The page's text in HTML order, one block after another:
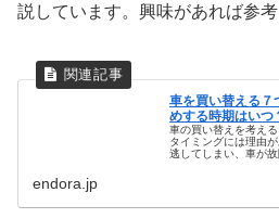
説しています。興味があれば参考
車を買い替える７
めする時期はいつ
車の買い替えを考え
タイミングには理由
逃してしまい、車が
endora.jp